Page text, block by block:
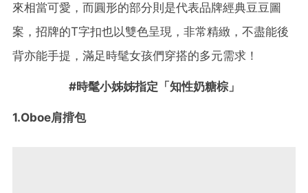
來相當可愛，而圓形的部分則是代表品牌經典豆豆圖
案，招牌的T字扣也以雙色呈現，非常精緻，不盡能後
背亦能手提，滿足時髦女孩們穿搭的多元需求！
#時髦小姊姊指定「知性奶糖棕」
1.Oboe肩揹包